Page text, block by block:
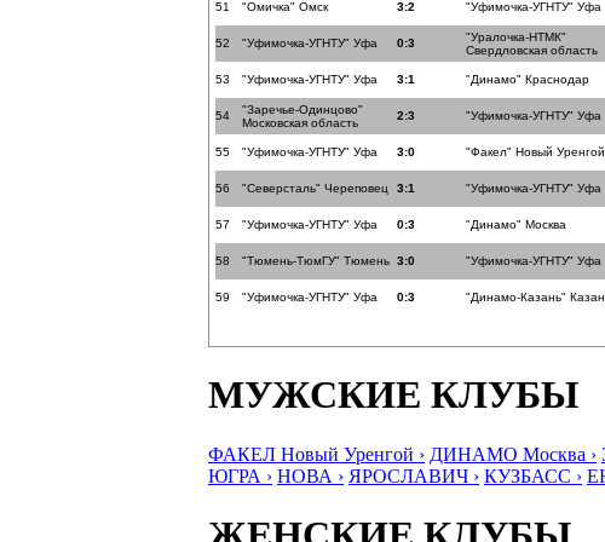
51 "Омичка" Омск 3:2 "Уфимочка-УГНТУ" Уфа
52 "Уфимочка-УГНТУ" Уфа 0:3
"Уралочка-НТМК"
Свердловская область
53 "Уфимочка-УГНТУ" Уфа 3:1 "Динамо" Краснодар
54
"Заречье-Одинцово"
Московская область
2:3 "Уфимочка-УГНТУ" Уфа
55 "Уфимочка-УГНТУ" Уфа 3:0 "Факел" Новый Уренгой
56 "Северсталь" Череповец 3:1 "Уфимочка-УГНТУ" Уфа
57 "Уфимочка-УГНТУ" Уфа 0:3 "Динамо" Москва
58 "Тюмень-ТюмГУ" Тюмень 3:0 "Уфимочка-УГНТУ" Уфа
59 "Уфимочка-УГНТУ" Уфа 0:3 "Динамо-Казань"
МУЖСКИЕ КЛУБЫ
ФАКЕЛ Новый Уренгой › ДИНАМО Москва ›
ЮГРА › НОВА › ЯРОСЛАВИЧ › КУЗБАСС ›